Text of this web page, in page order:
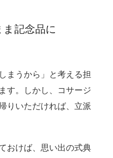
記念品に
まうから」と考える担
す。しかし、コサージ
りいただければ、立派
おけば、思い出の式典